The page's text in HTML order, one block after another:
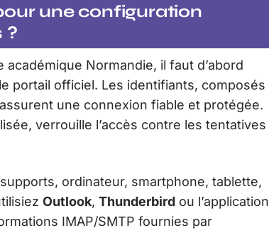
une configuration
?
Normandie, il faut d’abord
portail officiel. Les identifiants, composés
une connexion fiable et protégée.
verrouille l’accès contre les tentatives
ordinateur, smartphone, tablette,
Outlook, Thunderbird ou l’application
IMAP/SMTP fournies par